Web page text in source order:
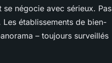
négocie avec sérieux. Pas
établissements de bien-
– toujours surveillés